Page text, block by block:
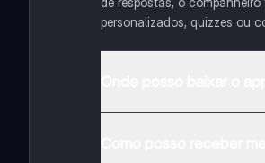
personalizados, quizzes ou